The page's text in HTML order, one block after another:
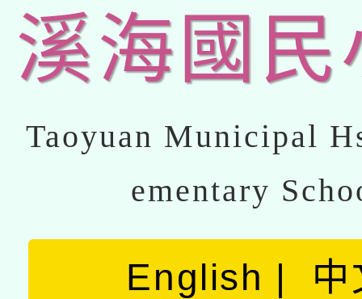
溪海國民
Taoyuan Municipal
ementary
English 中